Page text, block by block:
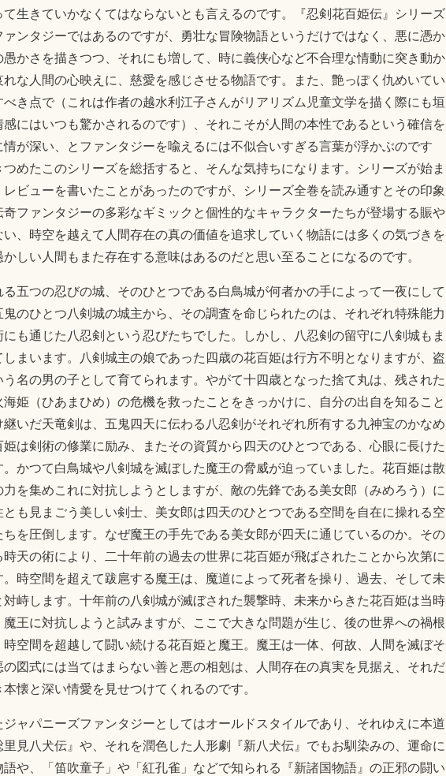
生きていかなくてはならないとも言えるのです。『忍剣花百姫伝』シリーズ
ンタジーではあるのですが、勇壮な冒険物語というだけではなく、悪に憑か
かさを描きつつ、それにも増して、時に義侠心など不合理な情動に突き動か
な人間の心映えに、慈愛を感じさせる物語です。また、艶っぽく仇めいてい
き点で（これは作者の越水利江子さんがリアリズム児童文学を描く際にも垣
にはいつも驚かされるのです）、それこそが人間の本性であるという確信を
が深い、とファンタジーを喩えるには不似合いすぎる言葉が浮かぶのです
めたこのシリーズを総括すると、そんな気持ちになります。シリーズが始ま
ビューを書いたことがあったのですが、シリーズ全巻を読み通すとその印象
ファンタジーの多彩なギミックと個性的なキャラクターたちが登場する賑や
、時空を越えて人間存在の真の価値を追求していく物語には多くの気づきを
しい人間もまた存在する意味はあるのだと思い至ることになるのです。
五つの忍びの城、そのひとつである白鳥城が何者かの手によって一夜にして
のひとつ八剣城の城主から、その調査を命じられたのは、それぞれ特殊能力
も通じた八忍剣という忍びたちでした。しかし、八忍剣の留守に八剣城もま
まいます。八剣城主の娘であった四歳の花百姫は行方不明となりますが、盗
名の男の子として育てられます。やがて十四歳となった捨て丸は、残された
姫（ひあまひめ）の危機を救ったことをきっかけに、自分の出自を知ること
いだ天竜剣は、五鬼四天に伝わる八忍剣がそれぞれ所有する九神宝のかなめ
は剣術の修業に励み、またその資質から四天のひとつである、心眼に長けた
かつて白鳥城や八剣城を滅ぼした魔王の脅威が迫っていました。花百姫は散
力を集めこれに対抗しようとしますが、敵の先鋒である美女郎（みめろう）に
も見まごう美しい剣士、美女郎は四天のひとつである空間を自在に操れる空
を圧倒します。なぜ魔王の手先である美女郎が四天に通じているのか。その
天の術により、二十年前の過去の世界に花百姫が飛ばされたことから次第に
時空間を超えて跋扈する魔王は、魔道によって死者を操り、過去、そして未
峙します。十年前の八剣城が滅ぼされた襲撃時、未来からきた花百姫は当時
王に対抗しようと試みますが、ここで大きな問題が生じ、後の世界への禍根
空間を超越して闘い続ける花百姫と魔王。魔王は一体、何故、人間を滅ぼそ
の図式には当てはまらない善と悪の相剋は、人間存在の真実を見据え、それだ
懐と深い情愛を見せつけてくれるのです。
ャパニーズファンタジーとしてはオールドスタイルであり、それゆえに本道
見八犬伝』や、それを潤色した人形劇『新八犬伝』でもお馴染みの、運命に
や、「笛吹童子」や「紅孔雀」などで知られる『新諸国物語』の正邪の闘い